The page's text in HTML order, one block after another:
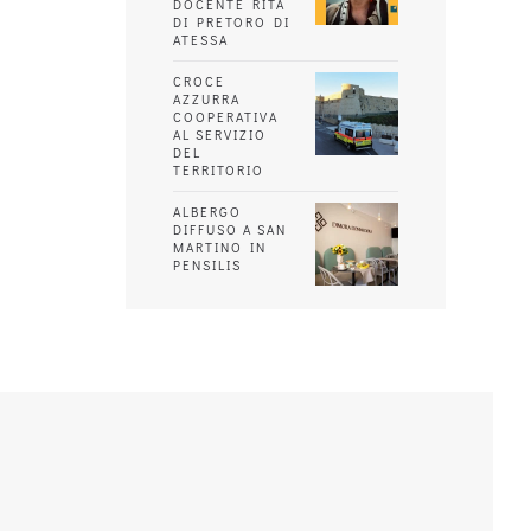
DOCENTE RITA
DI PRETORO DI
ATESSA
CROCE
AZZURRA
COOPERATIVA
AL SERVIZIO
DEL
TERRITORIO
ALBERGO
DIFFUSO A SAN
MARTINO IN
PENSILIS